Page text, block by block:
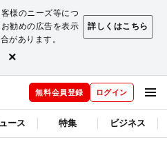
様のニーズ等につ
勧めの広告を表示
があります。
詳しくはこちら
×
無料会員登録 ログイン
ース 特集 ビジネス